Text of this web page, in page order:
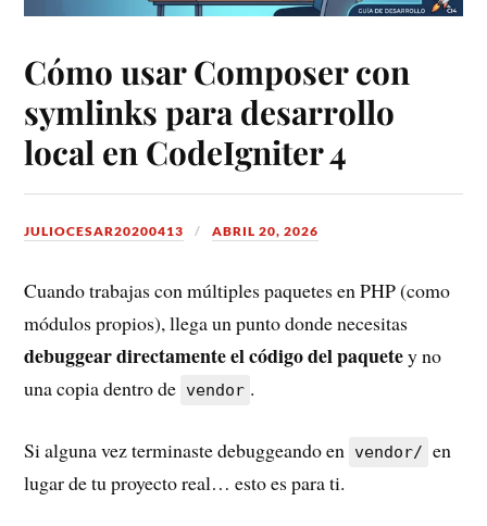
Cómo usar Composer con
symlinks para desarrollo
local en CodeIgniter 4
JULIOCESAR20200413 ABRIL 20, 2026
Cuando trabajas con múltiples paquetes en PHP (como
módulos propios), llega un punto donde necesitas
debuggear directamente el código del paquetey no
una copia dentro de vendor .
Si alguna vez terminaste debuggeando en vendor/ en
lugar de tu proyecto real… esto es para ti.